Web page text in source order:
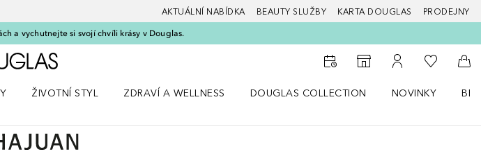
AKTUÁLNÍ NABÍDKA BEAUTY SLUŽBY KARTA DOUGLAS PRODEJNY
a vychutnejte si svojí chvíli krásy v Douglas.
Domů
K vyhledávači prodejen
K mému účtu
K mému
Do
ŽIVOTNÍ STYL
ZDRAVÍ A WELLNESS
DOUGLAS COLLECTION
NOVINKY